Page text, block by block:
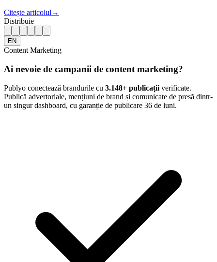
Citește articolul →
Distribuie
EN
Content Marketing
Ai nevoie de campanii de content marketing?
Publyo conectează brandurile cu 3.148+ publicații verificate.
Publică advertoriale, mențiuni de brand și comunicate de presă dintr-
un singur dashboard, cu garanție de publicare 36 de luni.